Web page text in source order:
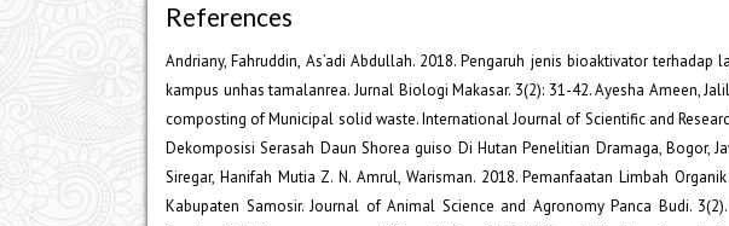
References
Andriany, Fahruddin, As’adi Abdullah. 2018. Pengaruh jenis bioaktivator
kampus unhas tamalanrea. Jurnal Biologi Makasar. 3(2): 31-42. Ayesha Ameen,
composting of Municipal solid waste. International Journal of Scientific and
Dekomposisi Serasah Daun Shorea guiso Di Hutan Penelitian Dramaga, Bogor,
Siregar, Hanifah Mutia Z. N. Amrul, Warisman. 2018. Pemanfaatan Limbah
Kabupaten Samosir. Journal of Animal Science and Agronomy Panca Budi.